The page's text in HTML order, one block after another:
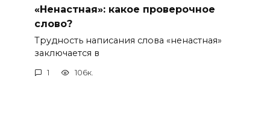
«Ненастная»: какое проверочное
слово?
Трудность написания слова «ненастная»
заключается в
1 106к.